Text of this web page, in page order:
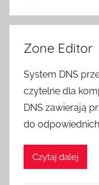
Zone Editor
System DNS
czytelne dla
DNS zawierają
do odpowiednich
Czytaj dalej